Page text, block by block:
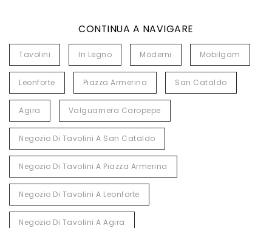
CONTINUA A NAVIGARE
Tavolini In Legno Moderni Mobilgam
Leonforte Piazza Armerina San Cataldo
Agira Valguarnera Caropepe
Negozio Di Tavolini A San Cataldo
Negozio Di Tavolini A Piazza Armerina
Negozio Di Tavolini A Leonforte
Negozio Di Tavolini A Agira